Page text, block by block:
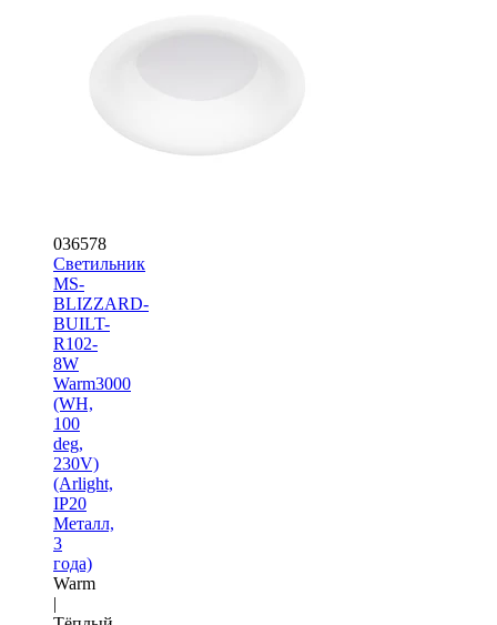
036578
Светильник
MS-
BLIZZARD-
BUILT-
R102-
8W
Warm3000
(WH,
100
deg,
230V)
(Arlight,
IP20
Металл,
3
года)
Warm
|